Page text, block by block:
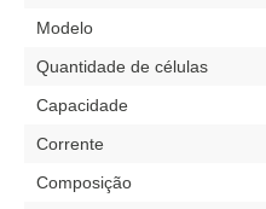
Modelo
Quantidade de células
Capacidade
Corrente
Composição